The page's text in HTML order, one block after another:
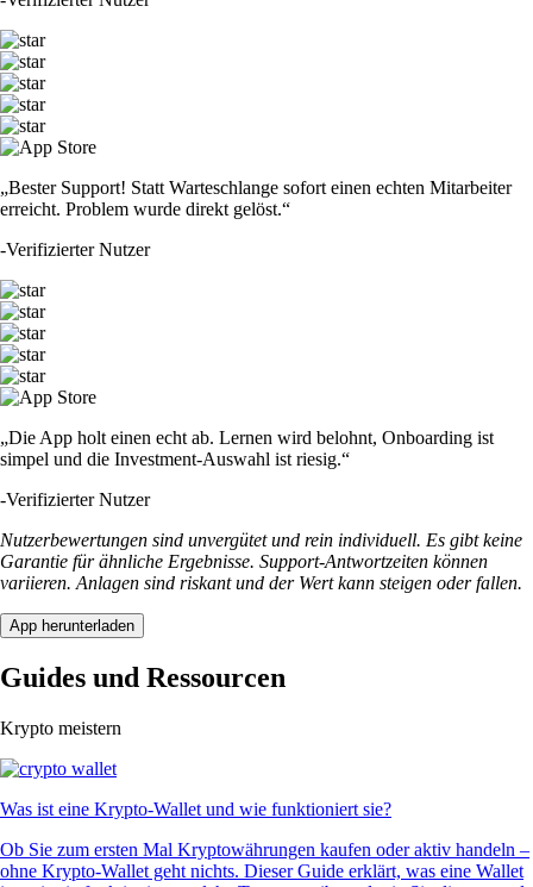
„Bester Support! Statt Warteschlange sofort einen echten Mitarbeiter
erreicht. Problem wurde direkt gelöst.“
-Verifizierter Nutzer
„Die App holt einen echt ab. Lernen wird belohnt, Onboarding ist
simpel und die Investment-Auswahl ist riesig.“
-Verifizierter Nutzer
Nutzerbewertungen sind unvergütet und rein individuell. Es gibt keine
Garantie für ähnliche Ergebnisse. Support-Antwortzeiten können
variieren. Anlagen sind riskant und der Wert kann steigen oder fallen.
App herunterladen
Guides und Ressourcen
Krypto meistern
Was ist eine Krypto-Wallet und wie funktioniert sie?
Ob Sie zum ersten Mal Kryptowährungen kaufen oder aktiv handeln –
ohne Krypto-Wallet geht nichts. Dieser Guide erklärt, was eine Wallet